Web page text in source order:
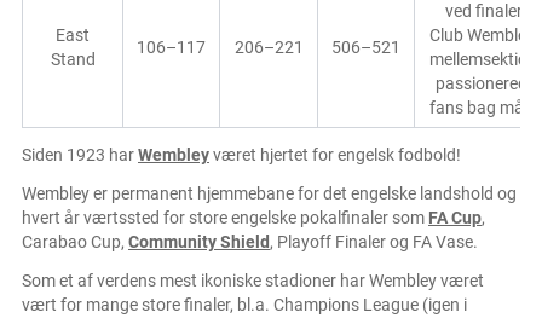
East
Stand
106–117 206–221 506–521
ved finaler,
Club Wembley i
mellemsektion,
passionerede
fans bag målet
Siden 1923 harWembleyværet hjertet for engelsk fodbold!
Wembley er permanent hjemmebane for det engelske landshold og
hvert år værtssted for store engelske pokalfinaler som FA Cup,
Carabao Cup, Community Shield , Playoff Finaler og FA Vase.
Som et af verdens mest ikoniske stadioner har Wembley været
vært for mange store finaler, bl.a. Champions League (igen i